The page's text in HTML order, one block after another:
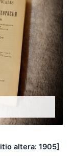
altera: 1905]